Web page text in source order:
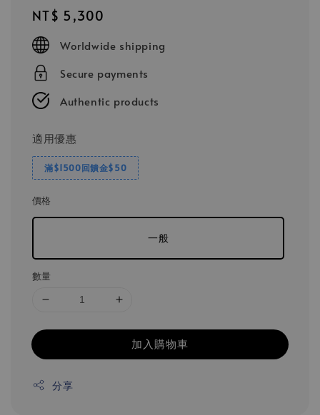
Regular
price
NT$ 5,300
Worldwide shipping
Secure payments
Authentic products
適用優惠
滿$1500回饋金$50
價格
一般
數量
加入購物車
分享